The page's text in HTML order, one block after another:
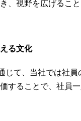
、視野を広げるこ
る文化
じて、当社では社
することで、社員